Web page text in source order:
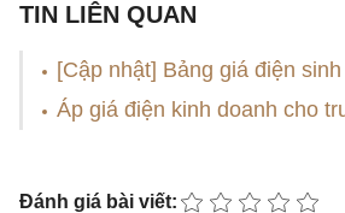
TIN LIÊN QUAN
[Cập nhật] Bảng giá điện
Áp giá điện kinh doanh cho
Đánh giá bài viết: